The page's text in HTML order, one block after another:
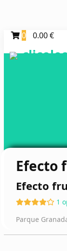
0 0.00 €
Efecto
Efecto
1
Parque